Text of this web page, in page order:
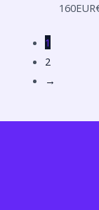
160
1
2
→